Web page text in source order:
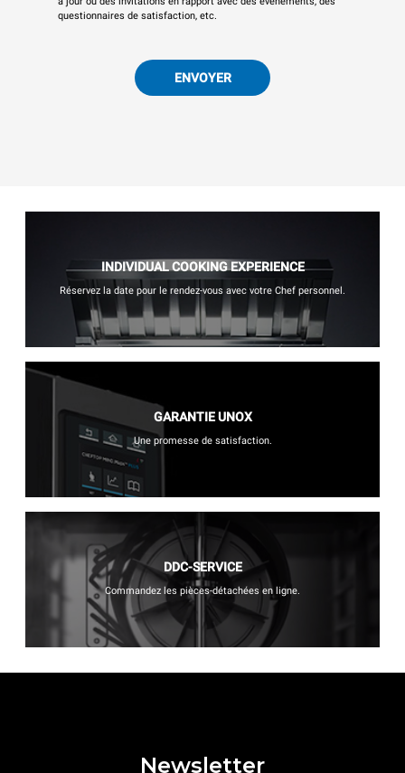
questionnaires de satisfaction, etc.
ENVOYER
INDIVIDUAL COOKING EXPERIENCE
Réservez la date pour le rendez-vous avec votre Chef personnel.
GARANTIE UNOX
Une promesse de satisfaction.
DDC-SERVICE
Commandez les pièces-détachées en ligne.
Newsletter